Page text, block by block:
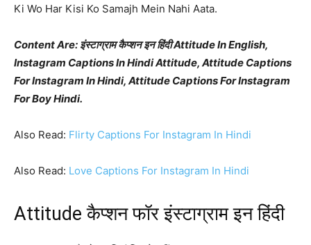
Ki Wo Har Kisi Ko Samajh Mein Nahi Aata.
Content Are: इंस्टाग्राम कैप्शन इन हिंदी Attitude In English,
Instagram Captions In Hindi Attitude, Attitude Captions
For Instagram In Hindi, Attitude Captions For Instagram
For Boy Hindi.
Also Read: Flirty Captions For Instagram In Hindi
Also Read: Love Captions For Instagram In Hindi
Attitude कैप्शन फॉर इंस्टाग्राम इन हिंदी